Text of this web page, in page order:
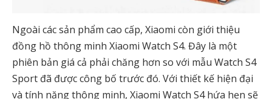
Ngoài các sản phẩm cao cấp, Xiaomi còn giới thiệu
đồng hồ thông minh Xiaomi Watch S4. Đây là một
phiên bản giá cả phải chăng hơn so với mẫu Watch S4
Sport đã được công bố trước đó. Với thiết kế hiện đại
và tính năng thông minh, Xiaomi Watch S4 hứa hẹn sẽ